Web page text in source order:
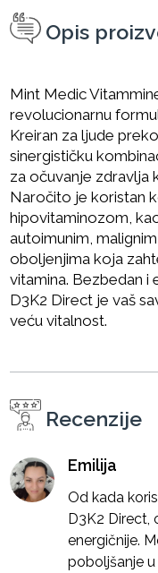
Opis
Mint Medic
revolucionarnu
Kreiran za ljude
sinergističku
za očuvanje zdravlja
Naročito je koristan
hipovitaminozom,
autoimunim,
oboljenjima koja
vitamina. Bezbedan i
D3K2 Direct je vaš
veću vitalnost.
Recenzije
Emilija
Od kada
D3K2 Direct,
energičnije.
poboljšanje